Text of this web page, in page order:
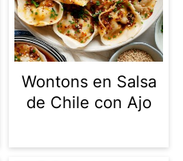
Wontons en Salsa
de Chile con Ajo